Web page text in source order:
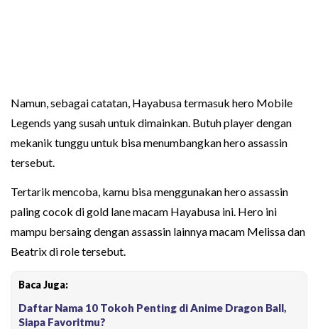
Namun, sebagai catatan, Hayabusa termasuk hero Mobile
Legends yang susah untuk dimainkan. Butuh player dengan
mekanik tunggu untuk bisa menumbangkan hero assassin
tersebut.
Tertarik mencoba, kamu bisa menggunakan hero assassin
paling cocok di gold lane macam Hayabusa ini. Hero ini
mampu bersaing dengan assassin lainnya macam Melissa dan
Beatrix di role tersebut.
Baca Juga:
Daftar Nama 10 Tokoh Penting di Anime Dragon Ball,
Siapa Favoritmu?